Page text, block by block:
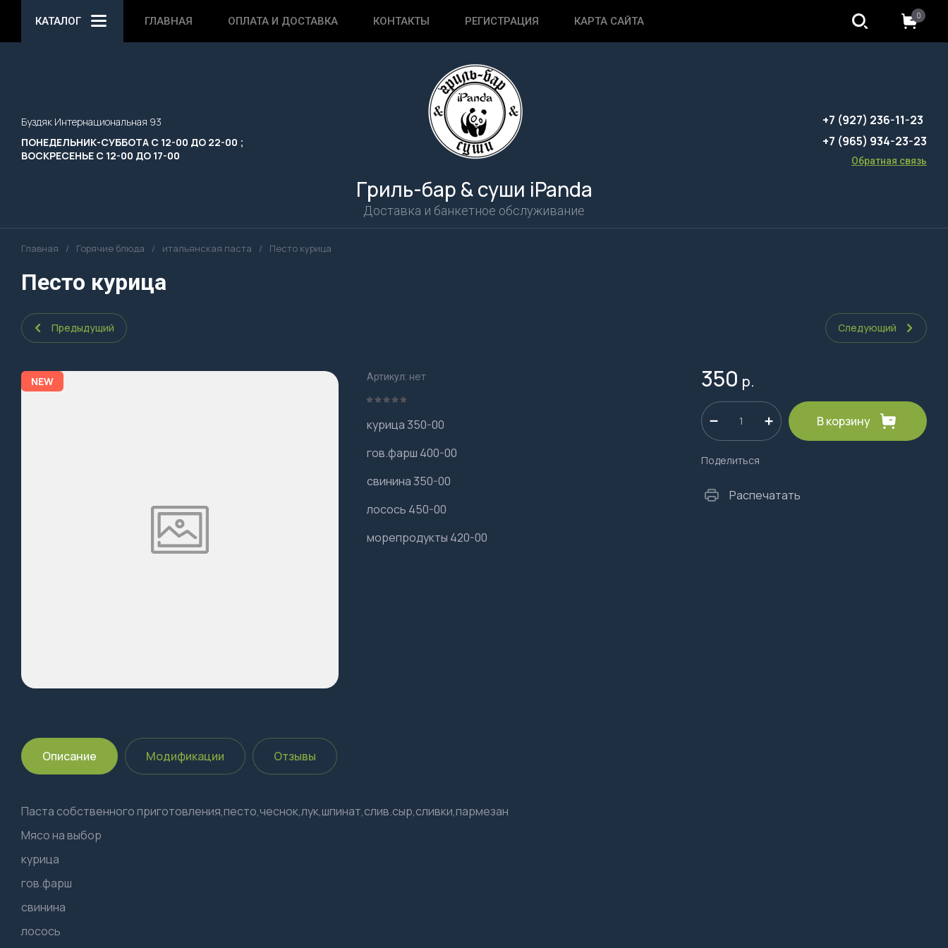
КАТАЛОГ ГЛАВНАЯ ОПЛАТА И ДОСТАВКА КОНТАКТЫ РЕГИСТРАЦИЯ КАРТА САЙТА 0
Буздяк Интернациональная 93
ПОНЕДЕЛЬНИК-СУББОТА С 12-00 ДО 22-00 ;
ВОСКРЕСЕНЬЕ С 12-00 ДО 17-00
Гриль-бар & суши iPanda
Доставка и банкетное обслуживание
+7 (927) 236-11-23
+7 (965) 934-23-23
Обратная связь
Главная / Горячие блюда / итальянская паста / Песто курица
Песто курица
Предыдущий Следующий
NEW Артикул: нет
курица 350-00
гов.фарш 400-00
свинина 350-00
лосось 450-00
морепродукты 420-00
350 р.
В корзину
Поделиться
Распечатать
Описание Модификации Отзывы
Паста собственного приготовления,песто,чеснок,лук,шпинат,слив.сыр,сливки,пармезан
Мясо на выбор
курица
гов.фарш
свинина
лосось